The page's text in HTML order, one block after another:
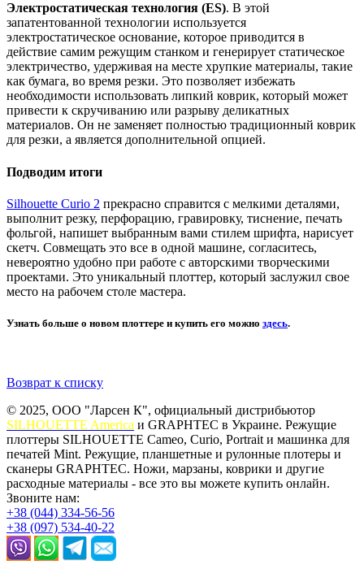
Электростатическая технология (ES). В этой
запатентованной технологии используется
электростатическое основание, которое приводится в
действие самим режущим станком и генерирует статическое
электричество, удерживая на месте хрупкие материалы, такие
как бумага, во время резки. Это позволяет избежать
необходимости использовать липкий коврик, который может
привести к скручиванию или разрыву деликатных
материалов. Он не заменяет полностью традиционный коврик
для резки, а является дополнительной опцией.
Подводим итоги
Silhouette Curio 2 прекрасно справится с мелкими деталями,
выполнит резку, перфорацию, гравировку, тиснение, печать
фольгой, напишет выбранным вами стилем шрифта, нарисует
скетч. Совмещать это все в одной машине, согласитесь,
невероятно удобно при работе с авторскими творческими
проектами. Это уникальный плоттер, который заслужил свое
место на рабочем столе мастера.
Узнать больше о новом плоттере и купить его можно здесь.
Возврат к списку
© 2025, ООО "Ларсен К", официальный дистрибьютор
SILHOUETTE America и GRAPHTEC в Украине. Режущие
плоттеры SILHOUETTE Cameo, Curio, Portrait и машинка для
печатей Mint. Режущие, планшетные и рулонные плотеры и
сканеры GRAPHTEC. Ножи, марзаны, коврики и другие
расходные материалы - все это вы можете купить онлайн.
Звоните нам:
+38 (044) 334-56-56
+38 (097) 534-40-22